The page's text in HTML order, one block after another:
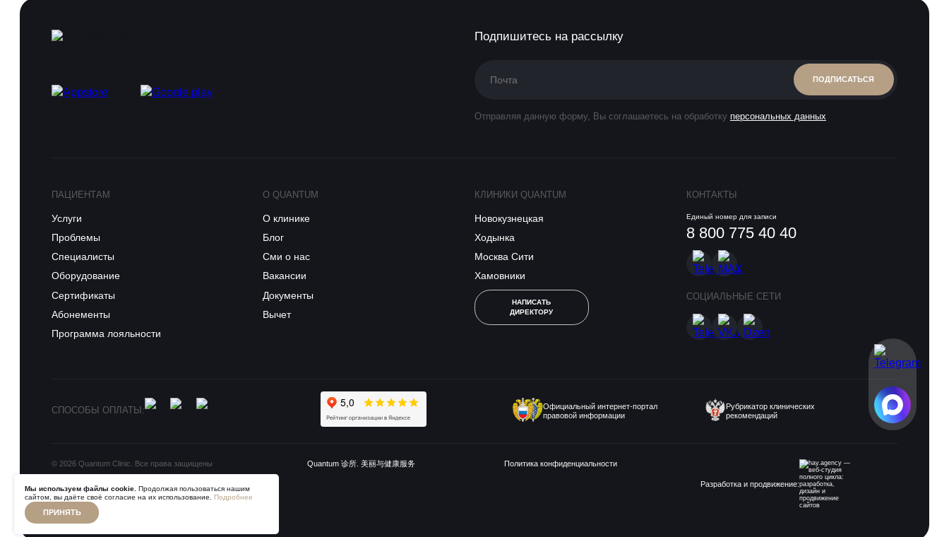
Подпишитесь на рассылку
ПОДПИСАТЬСЯ
Отправляя данную форму, Вы соглашаетесь на обработку персональных данных
ПАЦИЕНТАМ
Услуги
Проблемы
Специалисты
Оборудование
Сертификаты
Абонементы
Программа лояльности
О QUANTUM
О клинике
Блог
Сми о нас
Вакансии
Документы
Вычет
КЛИНИКИ QUANTUM
Новокузнецкая
Ходынка
Москва Сити
Хамовники
НАПИСАТЬ
ДИРЕКТОРУ
КОНТАКТЫ
Единый номер для записи
8 800 775 40 40
СОЦИАЛЬНЫЕ СЕТИ
СПОСОБЫ ОПЛАТЫ:
Официальный интернет-портал
правовой информации
Рубрикатор клинических
рекомендаций
Политика конфиденциальности
Разработка и продвижение:
© 2026 Quantum Clinic. Все права защищены Quantum 诊所. 美丽与健康服务
Мы используем файлы cookie. Продолжая пользоваться нашим
сайтом, вы даёте своё согласие на их использование. Подробнее
ПРИНЯТЬ